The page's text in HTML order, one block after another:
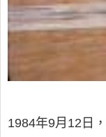
1984年9月12日